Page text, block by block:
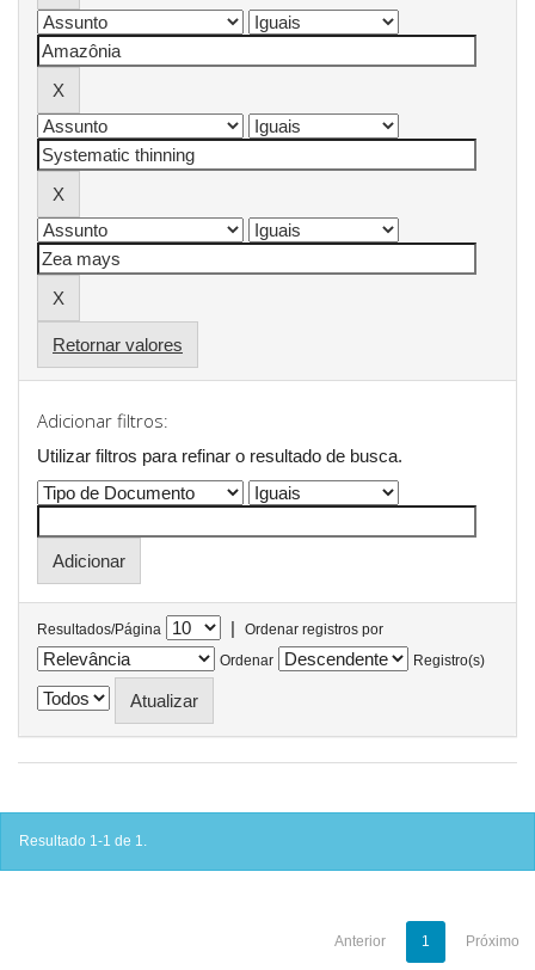
Retornar valores
Adicionar filtros:
Utilizar filtros para refinar o resultado de busca.
Resultados/Página |
Ordenar registros por
Ordenar
Registro(s)
Resultado 1-1 de 1.
Anterior 1 Próximo